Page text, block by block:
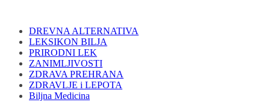
DREVNA ALTERNATIVA
LEKSIKON BILJA
PRIRODNI LEK
ZANIMLJIVOSTI
ZDRAVA PREHRANA
ZDRAVLJE i LEPOTA
Biljna Medicina